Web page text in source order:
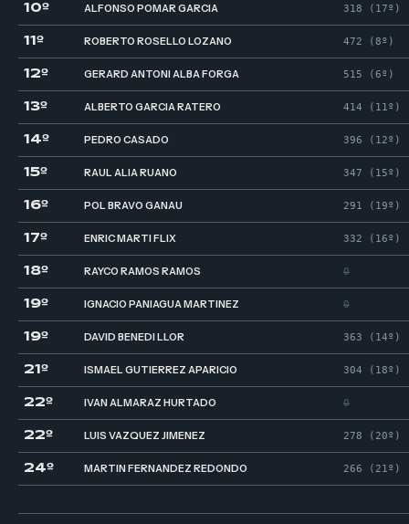
10º ALFONSO POMAR GARCIA 318 (17º)
11º ROBERTO ROSELLO LOZANO 472 (8º)
12º GERARD ANTONI ALBA FORGA 515 (6º)
13º ALBERTO GARCIA RATERO 414 (11º)
14º PEDRO CASADO 396 (12º)
15º RAUL ALIA RUANO 347 (15º)
16º POL BRAVO GANAU 291 (19º)
17º ENRIC MARTI FLIX 332 (16º)
18º RAYCO RAMOS RAMOS 0
19º IGNACIO PANIAGUA MARTINEZ 0
19º DAVID BENEDI LLOR 363 (14º)
21º ISMAEL GUTIERREZ APARICIO 304 (18º)
22º IVAN ALMARAZ HURTADO 0
22º LUIS VAZQUEZ JIMENEZ 278 (20º)
24º MARTIN FERNANDEZ REDONDO 266 (21º)